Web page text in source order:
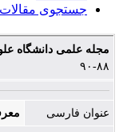
جستجوی مقالات
مجله علمی دانشگاه
۸۸-۹۰
عنوان فارسی